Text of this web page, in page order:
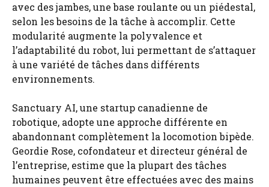
avec des jambes, une base roulante ou un piédestal,
selon les besoins de la tâche à accomplir. Cette
modularité augmente la polyvalence et
l’adaptabilité du robot, lui permettant de s’attaquer
à une variété de tâches dans différents
environnements.
Sanctuary AI, une startup canadienne de
robotique, adopte une approche différente en
abandonnant complètement la locomotion bipède.
Geordie Rose, cofondateur et directeur général de
l’entreprise, estime que la plupart des tâches
humaines peuvent être effectuées avec des mains